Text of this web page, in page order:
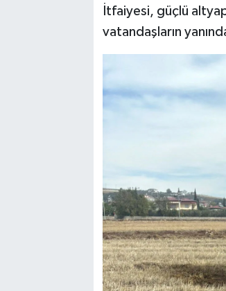
İtfaiyesi, güçlü
vatandaşların